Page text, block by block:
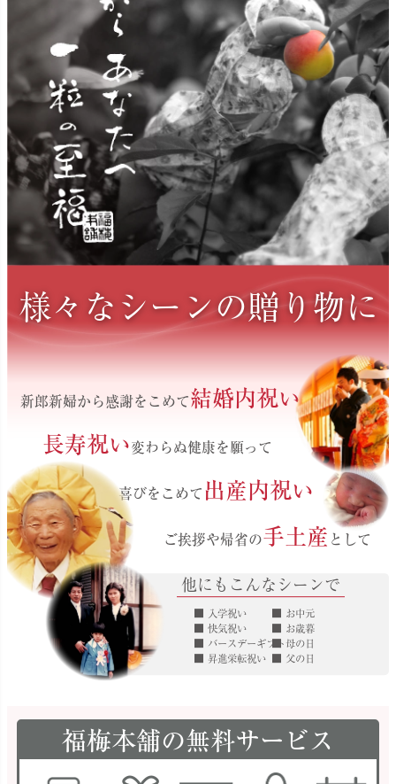
様々なシーンの贈り物に
新郎新婦から感謝をこめて結婚内祝い
長寿祝い変わらぬ健康を願って
喜びをこめて 出産内祝い
ご挨拶や帰省の手土産 として
他にもこんなシーンで
入学祝い
快気祝い
バースデーギフト
昇進栄転祝い
お中元
お歳暮
母の日
父の日
福梅本舗の無料サービス